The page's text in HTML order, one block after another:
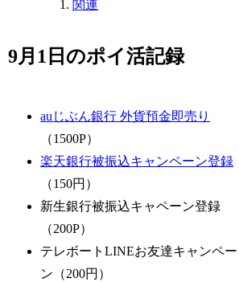
関連
9月1日のポイ活記録
auじぶん銀行 外貨預金即売り
（1500P）
楽天銀行被振込キャンペーン登録
（150円）
新生銀行被振込キャペーン登録
（200P）
テレボートLINEお友達キャンペー
ン（200円）